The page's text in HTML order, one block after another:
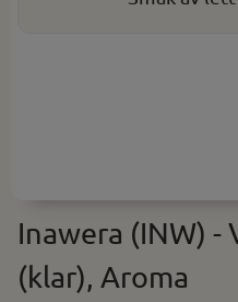
Inawera (INW) -
(klar), Aroma